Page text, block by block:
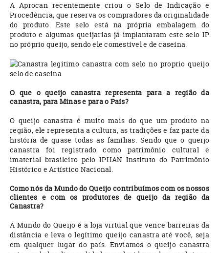
A Aprocan recentemente criou o Selo de Indicação e
Procedência, que reserva os compradores da originalidade
do produto. Este selo está na própria embalagem do
produto e algumas queijarias já implantaram este selo IP
no próprio queijo, sendo ele comestível e de caseína.
O que o queijo canastra representa para a região da
canastra, para Minas e para o País?
O queijo canastra é muito mais do que um produto na
região, ele representa a cultura, as tradições e faz parte da
história de quase todas as famílias. Sendo que o queijo
canastra foi registrado como patrimônio cultural e
imaterial brasileiro pelo IPHAN Instituto do Patrimônio
Histórico e Artístico Nacional.
Como nós da Mundo do Queijo contribuímos com os nossos
clientes e com os produtores de queijo da região da
Canastra?
A Mundo do Queijo é a loja virtual que vence barreiras da
distância e leva o legítimo queijo canastra até você, seja
em qualquer lugar do país. Enviamos o queijo canastra